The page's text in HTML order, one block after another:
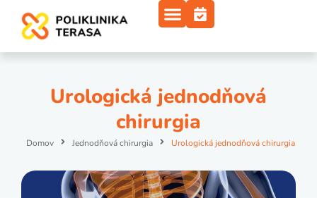
Urologická jednodňová
chirurgia
Domov Jednodňová chirurgia Urologická jednodňová chirurgia